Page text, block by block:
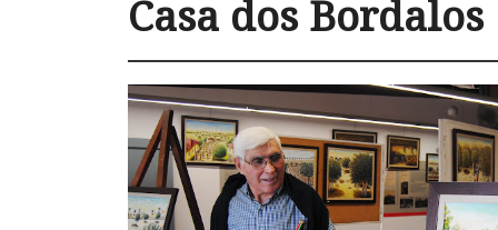
Casa dos Bordalos